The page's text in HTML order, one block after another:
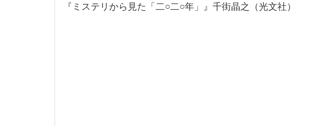
『ミステリから見た「二○二○年」』千街晶之（光文社）